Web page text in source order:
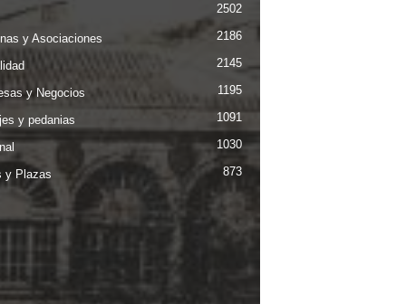
2502
y Asociaciones 2186
2145
y Negocios 1195
y pedanias 1091
1030
y Plazas 873